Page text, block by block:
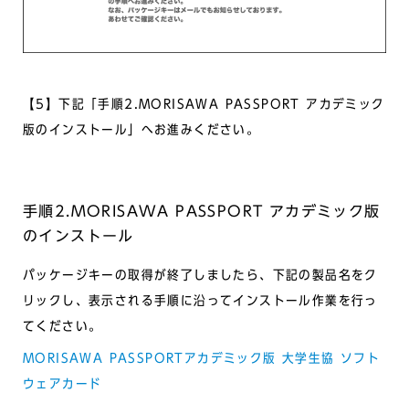
【5】下記「手順2.MORISAWA PASSPORT アカデミック
版のインストール」へお進みください。
手順2.MORISAWA PASSPORT アカデミック版
のインストール
パッケージキーの取得が終了しましたら、下記の製品名をク
リックし、表示される手順に沿ってインストール作業を行っ
てください。
MORISAWA PASSPORTアカデミック版 大学生協 ソフト
ウェアカード